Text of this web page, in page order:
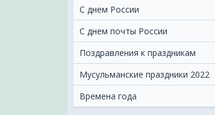
С днем России
С днем почты России
Поздравления к праздникам
Мусульманские праздники 2022
Времена года